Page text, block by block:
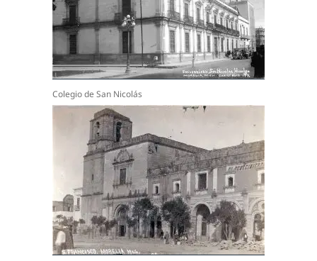
Colegio de San Nicolás